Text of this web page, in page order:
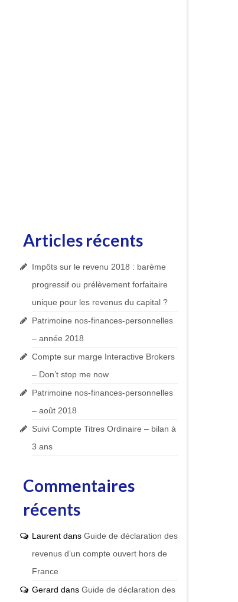
Articles récents
Impôts sur le revenu 2018 : barème
progressif ou prélèvement forfaitaire
unique pour les revenus du capital ?
Patrimoine nos-finances-personnelles
– année 2018
Compte sur marge Interactive Brokers
– Don’t stop me now
Patrimoine nos-finances-personnelles
– août 2018
Suivi Compte Titres Ordinaire – bilan à
3 ans
Commentaires
récents
Laurentdans Guide de déclaration des
revenus d’un compte ouvert hors de
France
Gerard dans Guide de déclaration des